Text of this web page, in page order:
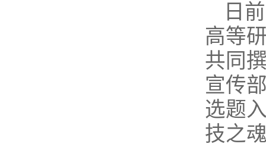
日
高等
共同
宣传
选题
技之